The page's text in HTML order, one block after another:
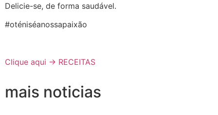
Delicie-se, de forma saudável.
#oténiséanossapaixão
Clique aqui -> RECEITAS
mais noticias